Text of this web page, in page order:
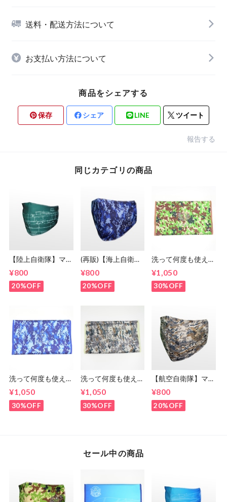
送料・配送方法について
お支払い方法について
商品をシェアする
保存 シェア LINE ツイート
報告する
同じカテゴリの商品
【陸上自衛隊】マス
車」線画デザイン＜
送料無料＞
¥800
20%OFF
(再販)【海上自衛
迷彩柄デザイン＜送
料無料＞
¥800
20%OFF
洗って何度も使え
ポリエステル製マス
クケース 迷彩柄デ
ザイン＜送料無料＞
¥1,050
30%OFF
洗って何度も使え
ポリエステル製マス
クケース 迷彩柄デ
ザイン＜送料無料＞
¥1,050
30%OFF
洗って何度も使え
ポリエステル製マス
クケース 迷彩柄デ
ザイン＜送料無料＞
¥1,050
30%OFF
【航空自衛隊】マス
ザイン＜送料無料＞
¥800
20%OFF
セール中の商品